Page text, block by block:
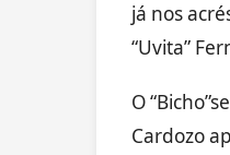
já nos
“Uvita”
O
Cardozo